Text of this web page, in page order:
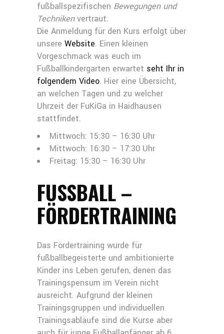
fußballspezifischen Bewegungen und
Technikenvertraut.
Die Anmeldung für den Kurs erfolgt über
unsere Website. Einen kleinen
Vorgeschmack was euch im
Fußballkindergarten erwartet seht Ihr in
folgendem Video. Hier eine Übersicht,
an welchen Tagen und zu welcher
Uhrzeit der FuKiGa in Haidhausen
stattfindet.
Mittwoch: 15:30 – 16:30 Uhr
Mittwoch: 16:30 – 17:30 Uhr
Freitag: 15:30 – 16:30 Uhr
FUSSBALL – F
ÖRDERTRAINING
Das Fördertraining wurde für
fußballbegeisterte und ambitionierte
Kinder ins Leben gerufen, denen das
Trainingspensum im Verein nicht
ausreicht. Aufgrund der kleinen
Trainingsgruppen und individuellen
Trainingsabläufe sind die Kurse aber